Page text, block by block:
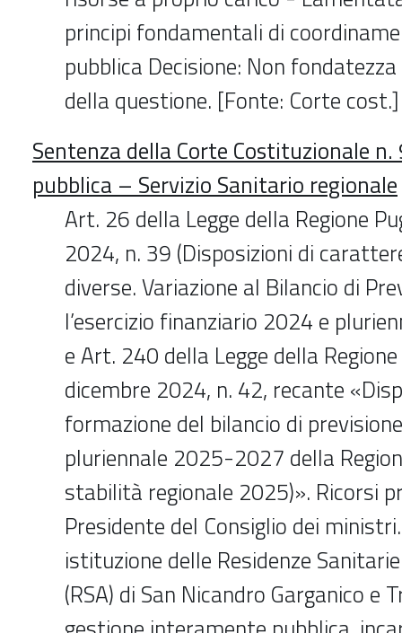
principi fondamentali di
pubblica Decisione: Non
della questione. [Fonte: Corte cost.]
Sentenza della Corte Costituzionale
pubblica – Servizio Sanitario regionale
Art. 26 della Legge della Regione
2024, n. 39 (Disposizioni di
diverse. Variazione al Bilancio di
l’esercizio finanziario 2024 e
e Art. 240 della Legge della
dicembre 2024, n. 42, recante
formazione del bilancio di
pluriennale 2025-2027 della
stabilità regionale 2025)». Ricorsi
Presidente del Consiglio dei
istituzione delle Residenze
(RSA) di San Nicandro Garganico e